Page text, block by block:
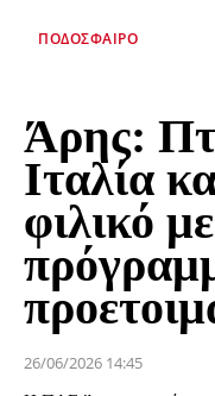
ΠΟΔΌΣΦΑΙΡΟ
Άρης:
Ιταλία
φιλικό
26/06/2026 14:45